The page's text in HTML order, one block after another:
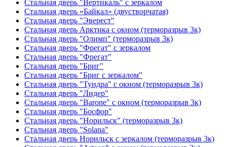
Стальная дверь "Вертикаль" с зеркалом
Стальная дверь «Байкал» (двустворчатая)
Стальная дверь "Эверест"
Стальная дверь Арктика с окном (терморазрыв 3к)
Стальная дверь "Олимп" (терморазрыв 3к)
Стальная дверь "Фрегат" с зеркалом
Стальная дверь "Фрегат"
Стальная дверь "Бриг"
Стальная дверь "Бриг с зеркалом"
Стальная дверь "Тундра" с окном (терморазрыв 3к)
Стальная дверь "Лидер"
Стальная дверь "Barone" с окном (терморазрыв 3к)
Стальная дверь "Босфор"
Стальная дверь "Норильск" (терморазрыв 3к)
Стальная дверь "Solana"
Стальная дверь Норильск с зеркалом (терморазрыв 3к)